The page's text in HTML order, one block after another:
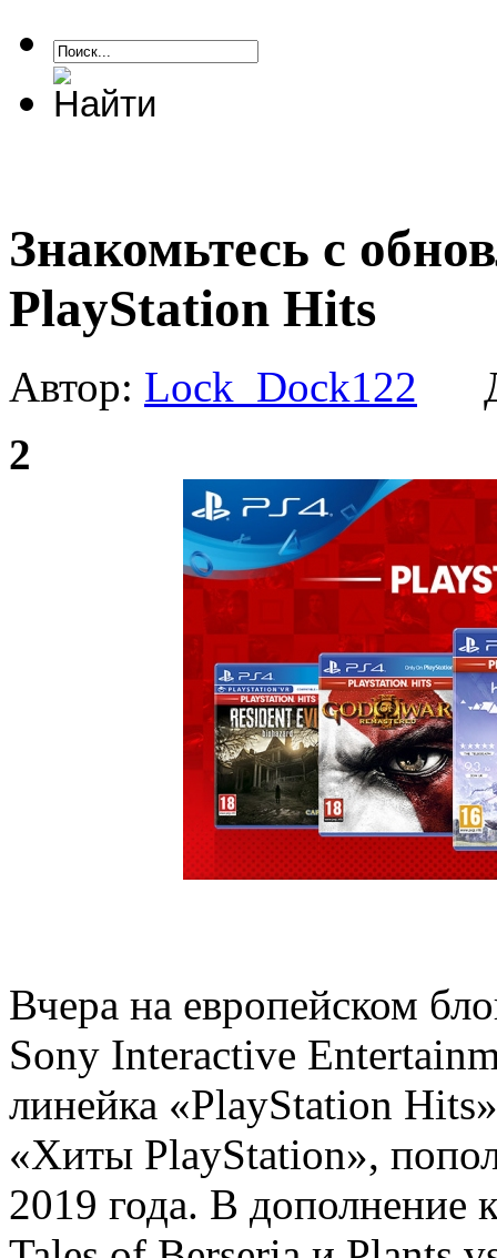
Знакомьтесь с
PlayStation Hits
Автор: Lock_Dock122
2
Вчера на европейском
Sony Interactive
линейка «PlayStation
«Хиты PlayStation»,
2019 года. В дополнение